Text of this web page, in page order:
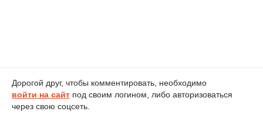
Дорогой друг, чтобы комментировать, необходимо
войти на сайт под своим логином, либо авторизоваться
через свою соцсеть.